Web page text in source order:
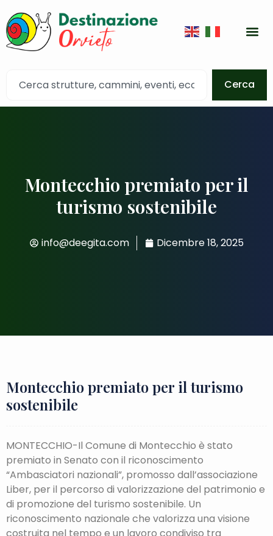
Cerca
Montecchio premiato per il
turismo sostenibile
info@deegita.com Dicembre 18, 2025
Montecchio premiato per il turismo
sostenibile
MONTECCHIO-Il Comune di Montecchio è stato
premiato in Senato con il riconoscimento
“Ambasciatori nazionali”, promosso dall’associazione
Liber, per il percorso di valorizzazione del patrimonio e
di promozione del turismo sostenibile. Un
riconoscimento nazionale che valorizza una visione
costruita nel tempo e un lavoro condiviso tra